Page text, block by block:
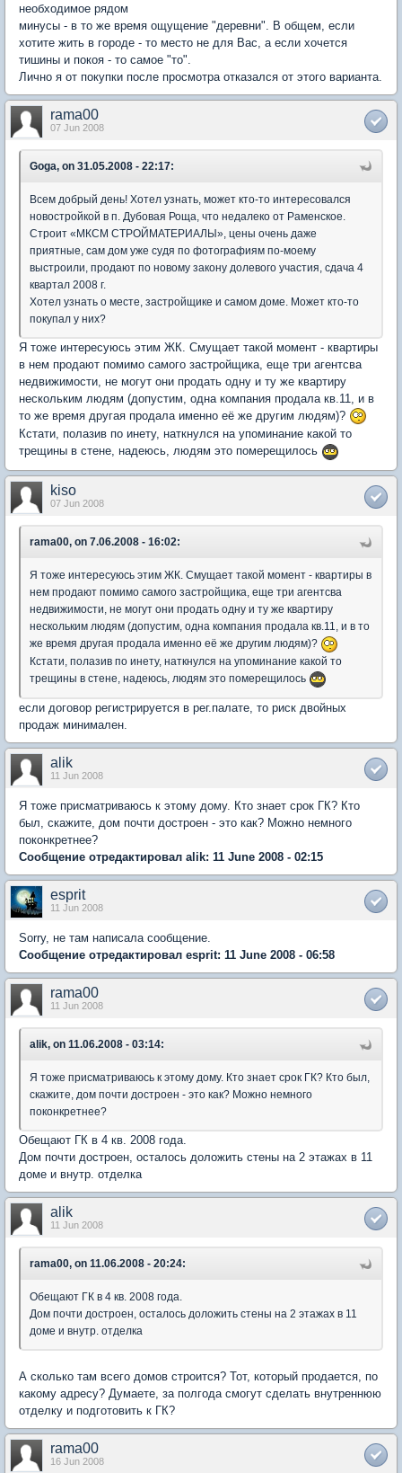
необходимое рядом
минусы - в то же время ощущение "деревни". В общем, если
хотите жить в городе - то место не для Вас, а если хочется
тишины и покоя - то самое "то".
Лично я от покупки после просмотра отказался от этого варианта.
rama00
07 Jun 2008
Goga, on 31.05.2008 - 22:17:
Всем добрый день! Хотел узнать, может кто-то интересовался
новостройкой в п. Дубовая Роща, что недалеко от Раменское.
Строит «МКСМ СТРОЙМАТЕРИАЛЫ», цены очень даже
приятные, сам дом уже судя по фотографиям по-моему
выстроили, продают по новому закону долевого участия, сдача 4
квартал 2008 г.
Хотел узнать о месте, застройщике и самом доме. Может кто-то
покупал у них?
Я тоже интересуюсь этим ЖК. Смущает такой момент - квартиры
в нем продают помимо самого застройщика, еще три агентсва
недвижимости, не могут они продать одну и ту же квартиру
нескольким людям (допустим, одна компания продала кв.11, и в
то же время другая продала именно её же другим людям)?
Кстати, полазив по инету, наткнулся на упоминание какой то
трещины в стене, надеюсь, людям это померещилось
kiso
07 Jun 2008
rama00, on 7.06.2008 - 16:02:
Я тоже интересуюсь этим ЖК. Смущает такой момент - квартиры в
нем продают помимо самого застройщика, еще три агентсва
недвижимости, не могут они продать одну и ту же квартиру
нескольким людям (допустим, одна компания продала кв.11, и в то
же время другая продала именно её же другим людям)?
Кстати, полазив по инету, наткнулся на упоминание какой то
трещины в стене, надеюсь, людям это померещилось
если договор регистрируется в рег.палате, то риск двойных
продаж минимален.
alik
11 Jun 2008
Я тоже присматриваюсь к этому дому. Кто знает срок ГК? Кто
был, скажите, дом почти достроен - это как? Можно немного
поконкретнее?
Сообщение отредактировал alik: 11 June 2008 - 02:15
esprit
11 Jun 2008
Sorry, не там написала сообщение.
Сообщение отредактировал esprit: 11 June 2008 - 06:58
rama00
11 Jun 2008
alik, on 11.06.2008 - 03:14:
Я тоже присматриваюсь к этому дому. Кто знает срок ГК? Кто был,
скажите, дом почти достроен - это как? Можно немного
поконкретнее?
Обещают ГК в 4 кв. 2008 года.
Дом почти достроен, осталось доложить стены на 2 этажах в 11
доме и внутр. отделка
alik
11 Jun 2008
rama00, on 11.06.2008 - 20:24:
Обещают ГК в 4 кв. 2008 года.
Дом почти достроен, осталось доложить стены на 2 этажах в 11
доме и внутр. отделка
А сколько там всего домов строится? Тот, который продается, по
какому адресу? Думаете, за полгода смогут сделать внутреннюю
отделку и подготовить к ГК?
rama00
16 Jun 2008